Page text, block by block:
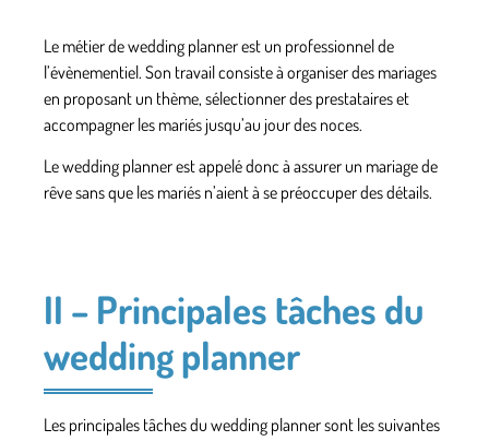
Le métier de wedding planner est un professionnel de
l’évènementiel. Son travail consiste à organiser des mariages
en proposant un thème, sélectionner des prestataires et
accompagner les mariés jusqu’au jour des noces.
Le wedding planner est appelé donc à assurer un mariage de
rêve sans que les mariés n’aient à se préoccuper des détails.
II – Principales tâches du
wedding planner
Les principales tâches du wedding planner sont les suivantes